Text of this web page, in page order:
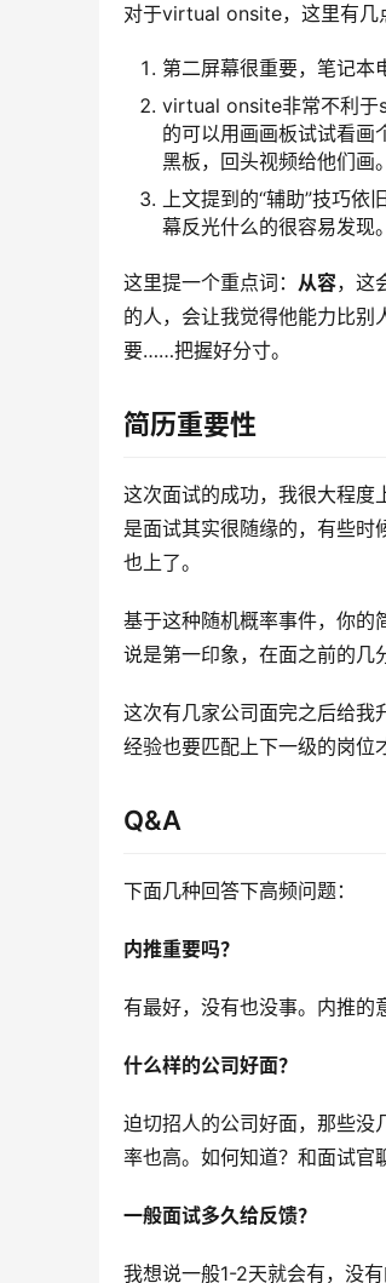
对于virtual onsite，这里有几
第二屏幕很重要，笔记本
virtual onsite非常不利于
的可以用画画板试试看画
黑板，回头视频给他们画。
上文提到的“辅助”技巧依
幕反光什么的很容易发现。
这里提一个重点词： 从容，这
的人，会让我觉得他能力比
要……把握好分寸。
简历重要性
这次面试的成功，我很大程度
是面试其实很随缘的，有些时
也上了。
基于这种随机概率事件，你
说是第一印象，在面之前的几
这次有几家公司面完之后给我
经验也要匹配上下一级的岗位
Q&A
下面几种回答下高频问题：
内推重要吗？
有最好，没有也没事。内推的
什么样的公司好面？
迫切招人的公司好面，那些没
率也高。如何知道？和面试官
一般面试多久给反馈？
我想说一般1-2天就会有，没